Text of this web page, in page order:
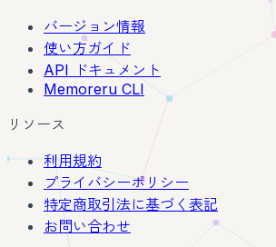
バージョン情報
使い方ガイド
API ドキュメント
Memoreru CLI
リソース
利用規約
プライバシーポリシー
特定商取引法に基づく表記
お問い合わせ